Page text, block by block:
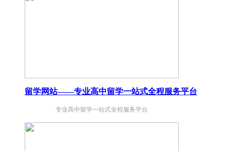
留学网站——专业高中留学一站式全程服务平台
专业高中留学一站式全程服务平台